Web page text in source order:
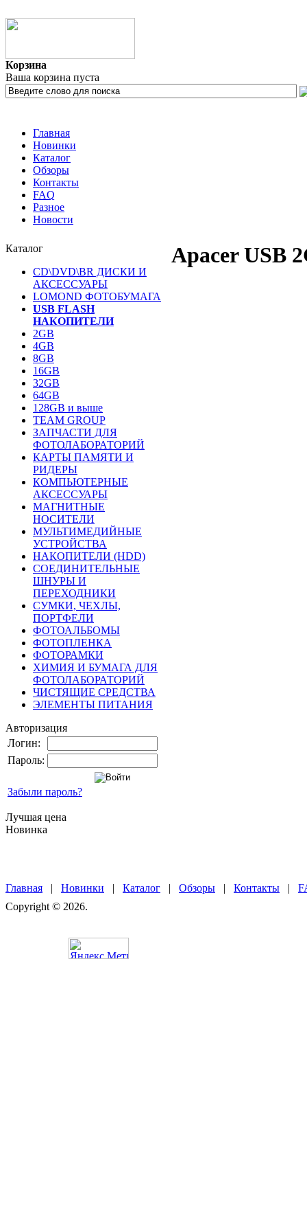
Корзина
Ваша корзина пуста
Главная
Новинки
Каталог
Обзоры
Контакты
FAQ
Разное
Новости
Каталог
CD\DVD\BR ДИСКИ И
АКСЕССУАРЫ
LOMOND ФОТОБУМАГА
USB FLASH
НАКОПИТЕЛИ
2GB
4GB
8GB
16GB
32GB
64GB
128GB и выше
TEAM GROUP
ЗАПЧАСТИ ДЛЯ
ФОТОЛАБОРАТОРИЙ
КАРТЫ ПАМЯТИ И
РИДЕРЫ
КОМПЬЮТЕРНЫЕ
АКСЕССУАРЫ
МАГНИТНЫЕ
НОСИТЕЛИ
МУЛЬТИМЕДИЙНЫЕ
УСТРОЙСТВА
НАКОПИТЕЛИ (HDD)
СОЕДИНИТЕЛЬНЫЕ
ШНУРЫ И
ПЕРЕХОДНИКИ
СУМКИ, ЧЕХЛЫ,
ПОРТФЕЛИ
ФОТОАЛЬБОМЫ
ФОТОПЛЕНКА
ФОТОРАМКИ
ХИМИЯ И БУМАГА ДЛЯ
ФОТОЛАБОРАТОРИЙ
ЧИСТЯЩИЕ СРЕДСТВА
ЭЛЕМЕНТЫ ПИТАНИЯ
Авторизация
Логин:
Пароль:
Забыли пароль?
Лучшая цена
Новинка
Apacer USB
Главная | Новинки | Каталог | Обзоры | Контакты |
Copyright © 2026.